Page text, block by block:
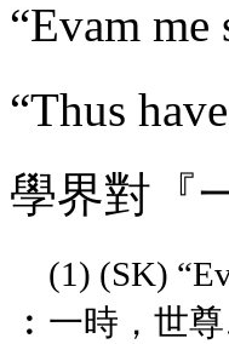
“Evam me
“Thus have
學界對『
(1) (SK) “
︰一時，世